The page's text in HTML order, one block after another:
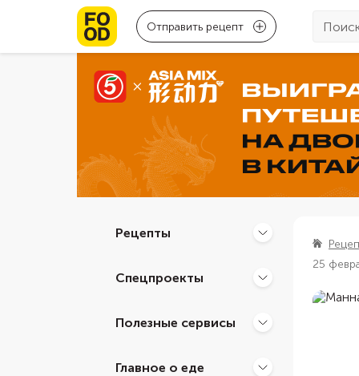
Отправить рецепт
Рецепты
Спецпроекты
Полезные сервисы
Главное о еде
25